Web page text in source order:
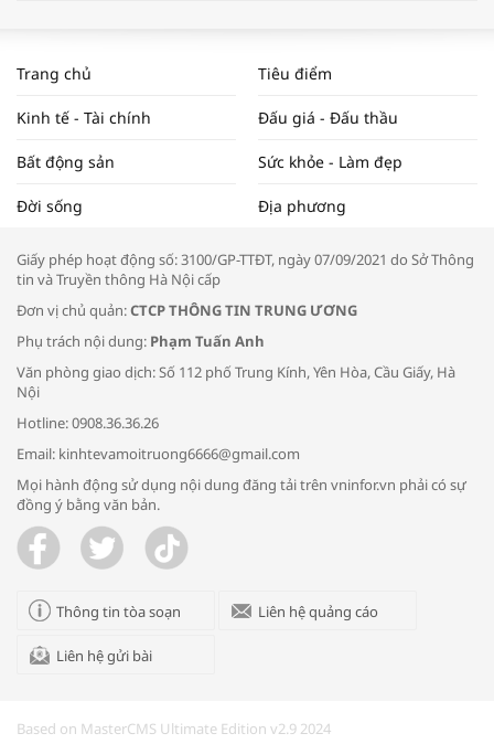
NAM NĂM 2024 VÀ NĂM 2025 | NHỊP
ĐẬP THỊ TRƯỜNG #62
Tọa đàm “Xúc tiến thương mại: Khơi
Bác sĩ tư vấn cách phòng tránh bệnh
đường hô hấp trong thời tiết giao mùa
Trao yêu thương cho em
Trang chủ Tiêu điểm
Kinh tế - Tài chính Đấu giá - Đấu thầu
Bất động sản Sức khỏe - Làm đẹp
Đời sống Địa phương
Giấy phép hoạt động số: 3100/GP-TTĐT, ngày 07/09/2021 do Sở Thông
tin và Truyền thông Hà Nội cấp
Đơn vị chủ quản:CTCP THÔNG TIN TRUNG ƯƠNG
Phụ trách nội dung: Phạm Tuấn Anh
Văn phòng giao dịch: Số 112 phố Trung Kính, Yên Hòa, Cầu Giấy, Hà
Nội
Hotline: 0908.36.36.26
Email: kinhtevamoitruong6666@gmail.com
Mọi hành động sử dụng nội dung đăng tải trên vninfor.vn phải có sự
đồng ý bằng văn bản.
Thông tin tòa soạn Liên hệ quảng cáo
Liên hệ gửi bài
Based on MasterCMS Ultimate Edition v2.9 2024